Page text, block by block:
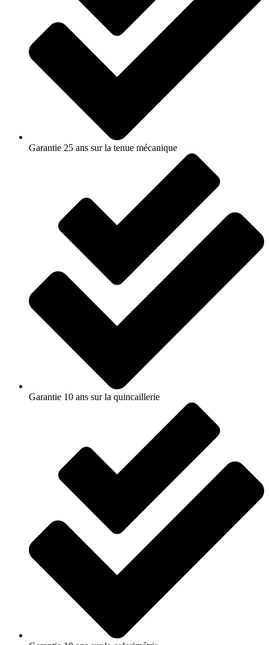
Garantie 25 ans sur la tenue mécanique
Garantie 10 ans sur la quincaillerie